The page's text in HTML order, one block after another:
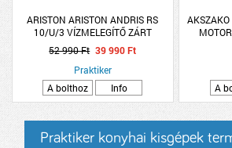
ARISTON ARISTON ANDRIS RS
10/U/3 VÍZMELEGÍTŐ ZÁRT
RENDSZERŰ, 10L 1,2KW, ALSÓ
SZERELÉSŰ
52 990 Ft 39 990 Ft
Praktiker
A bolthoz
Info
A
Praktiker konyhai kisgépek